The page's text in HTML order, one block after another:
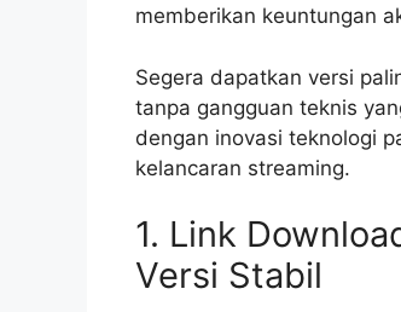
memberikan keuntungan
Segera dapatkan versi
tanpa gangguan teknis
dengan inovasi teknologi
kelancaran streaming.
1. Link
Versi Stabil